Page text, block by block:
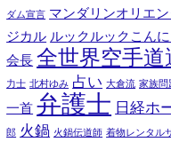
ダム宣言 マンダリンオリエ
ジカル ルックルックこん
会長 全世界空手道
力士 北村ゆみ 占い 大倉流 家族問
一首 弁護士 日経ホ
郎 火鍋 火鍋伝道師 着物レンタル